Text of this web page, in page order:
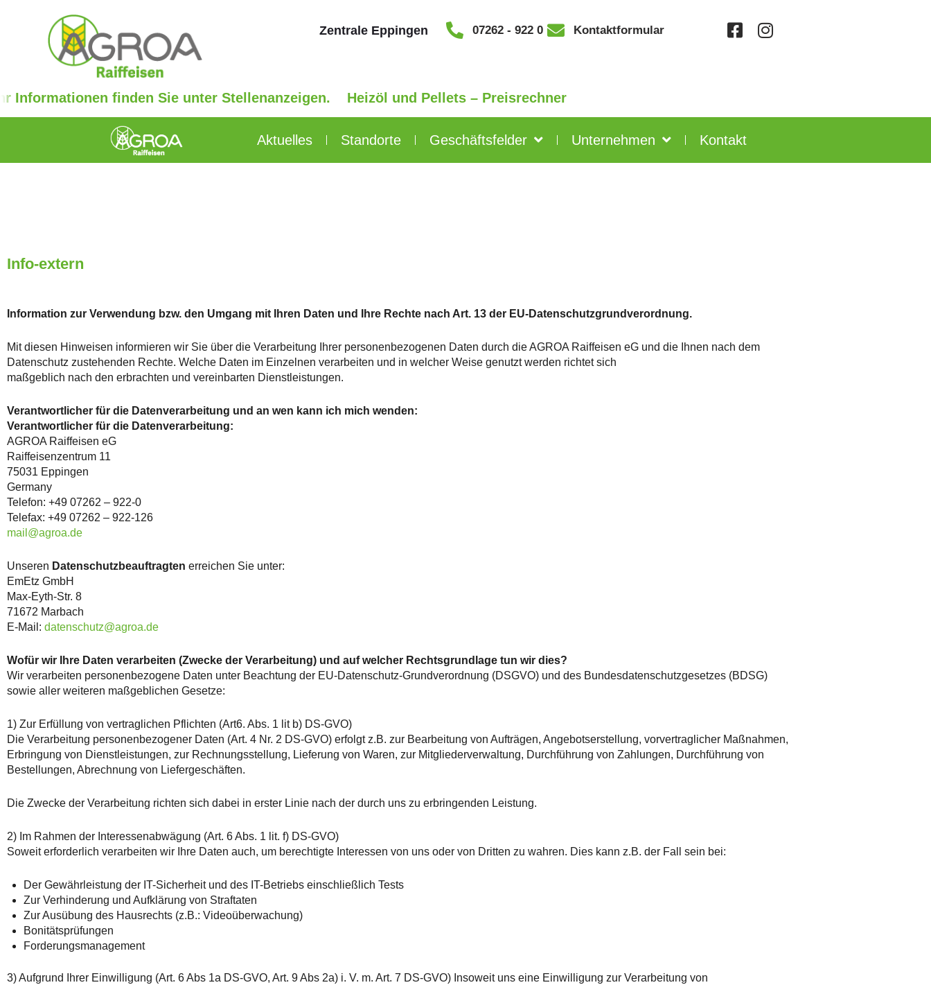
Zentrale Eppingen 07262 - 922 0 Kontaktformular
finden Sie unter Stellenanzeigen. Heizöl und Pellets – Preisrechner
Aktuelles Standorte Geschäftsfelder Unternehmen Kontakt
Info-extern
Information zur Verwendung bzw. den Umgang mit Ihren Daten und Ihre Rechte nach Art. 13 der EU-Datenschutzgrundverordnung.
Mit diesen Hinweisen informieren wir Sie über die Verarbeitung Ihrer personenbezogenen Daten durch die AGROA Raiffeisen eG und die Ihnen nach dem
Datenschutz zustehenden Rechte. Welche Daten im Einzelnen verarbeiten und in welcher Weise genutzt werden richtet sich
maßgeblich nach den erbrachten und vereinbarten Dienstleistungen.
Verantwortlicher für die Datenverarbeitung und an wen kann ich mich wenden:
Verantwortlicher für die Datenverarbeitung:
AGROA Raiffeisen eG
Raiffeisenzentrum 11
75031 Eppingen
Germany
Telefon: +49 07262 – 922-0
Telefax: +49 07262 – 922-126
mail@agroa.de
Unseren Datenschutzbeauftragten erreichen Sie unter:
EmEtz GmbH
Max-Eyth-Str. 8
71672 Marbach
E-Mail: datenschutz@agroa.de
Wofür wir Ihre Daten verarbeiten (Zwecke der Verarbeitung) und auf welcher Rechtsgrundlage tun wir dies?
Wir verarbeiten personenbezogene Daten unter Beachtung der EU-Datenschutz-Grundverordnung (DSGVO) und des Bundesdatenschutzgesetzes (BDSG)
sowie aller weiteren maßgeblichen Gesetze:
1) Zur Erfüllung von vertraglichen Pflichten (Art6. Abs. 1 lit b) DS-GVO)
Die Verarbeitung personenbezogener Daten (Art. 4 Nr. 2 DS-GVO) erfolgt z.B. zur Bearbeitung von Aufträgen, Angebotserstellung, vorvertraglicher Maßnahmen,
Erbringung von Dienstleistungen, zur Rechnungsstellung, Lieferung von Waren, zur Mitgliederverwaltung, Durchführung von Zahlungen, Durchführung von
Bestellungen, Abrechnung von Liefergeschäften.
Die Zwecke der Verarbeitung richten sich dabei in erster Linie nach der durch uns zu erbringenden Leistung.
2) Im Rahmen der Interessenabwägung (Art. 6 Abs. 1 lit. f) DS-GVO)
Soweit erforderlich verarbeiten wir Ihre Daten auch, um berechtigte Interessen von uns oder von Dritten zu wahren. Dies kann z.B. der Fall sein bei:
Der Gewährleistung der IT-Sicherheit und des IT-Betriebs einschließlich Tests
Zur Verhinderung und Aufklärung von Straftaten
Zur Ausübung des Hausrechts (z.B.: Videoüberwachung)
Bonitätsprüfungen
Forderungsmanagement
3) Aufgrund Ihrer Einwilligung (Art. 6 Abs 1a DS-GVO, Art. 9 Abs 2a) i. V. m. Art. 7 DS-GVO) Insoweit uns eine Einwilligung zur Verarbeitung von